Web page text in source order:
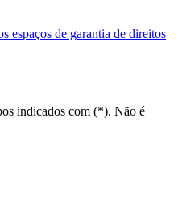
espaços de garantia de direitos
indicados com (*). Não é